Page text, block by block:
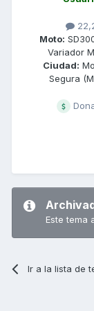
Moto:
Variador
Ciudad:
Segura
Este tema
Ir a la lista de